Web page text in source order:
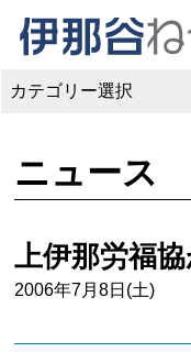
カテゴリー選択
ニュース
上伊那労福
2006年7月8日(土)